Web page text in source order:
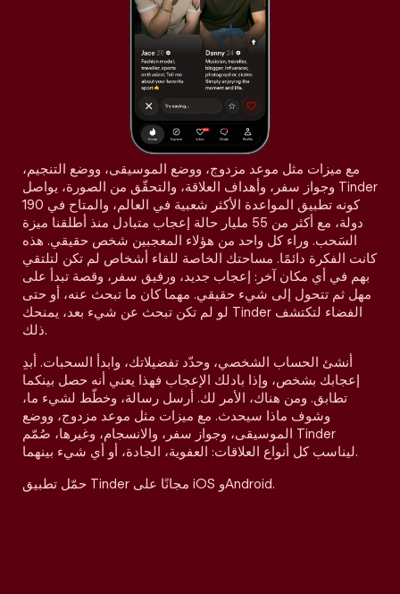
مع ميزات مثل موعد مزدوج، ووضع الموسيقى، ووضع التنجيم،
وجواز سفر، وأهداف العلاقة، والتحقّق من الصورة، يواصل Tinder
كونه تطبيق المواعدة الأكثر شعبية في العالم، والمتاح في 190
دولة، مع أكثر من 55 مليار حالة إعجاب متبادل منذ أطلقنا ميزة
السَحب. وراء كل واحد من هؤلاء المعجبين شخص حقيقي. هذه
كانت الفكرة دائمًا. مساحتك الخاصة للقاء أشخاص لم تكن لتلتقي
بهم في أي مكان آخر: إعجاب جديد، ورفيق سفر، وقصة تبدأ على
مهل ثم تتحول إلى شيء حقيقي. مهما كان ما تبحث عنه، أو حتى
لو لم تكن تبحث عن شيء بعد، يمنحك Tinder الفضاء لتكتشف
ذلك.
أنشئ الحساب الشخصي، وحدّد تفضيلاتك، وابدأ السحبات. أبدِ
إعجابك بشخص، وإذا بادلك الإعجاب فهذا يعني أنه حصل بينكما
تطابق. ومن هناك، الأمر لك. أرسل رسالة، وخطّط لشيء ما،
وشوف ماذا سيحدث. مع ميزات مثل موعد مزدوج، ووضع
الموسيقى، وجواز سفر، والانسجام، وغيرها، صُمّم Tinder
ليناسب كل أنواع العلاقات: العفوية، الجادة، أو أي شيء بينهما.
حمّل تطبيق Tinder مجانًا على iOS وAndroid.